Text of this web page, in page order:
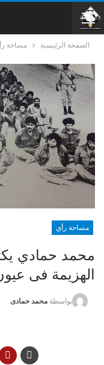
الصفحة الرئيسية مساحة
مساحة رأي
محمد حمادي
الهزيمة فى عيون
بواسطة محمد حمادى